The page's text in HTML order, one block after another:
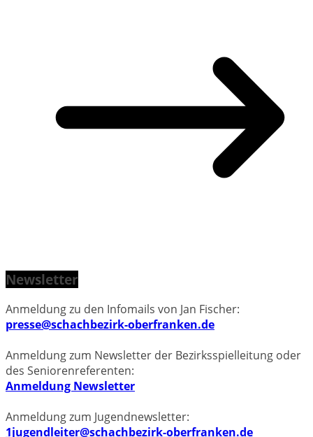
Newsletter
Anmeldung zu den Infomails von Jan Fischer:
presse@schachbezirk-oberfranken.de
Anmeldung zum Newsletter der Bezirksspielleitung oder
des Seniorenreferenten:
Anmeldung Newsletter
Anmeldung zum Jugendnewsletter:
1jugendleiter@schachbezirk-oberfranken.de